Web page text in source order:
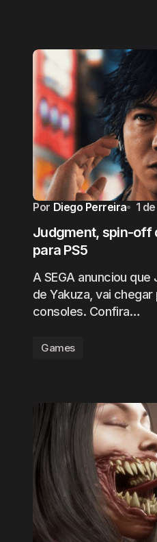
Por Diego Perreira 1
Judgment, spin-off
para PS5
A SEGA anunciou
de Yakuza, vai
consoles. Confira…
Games